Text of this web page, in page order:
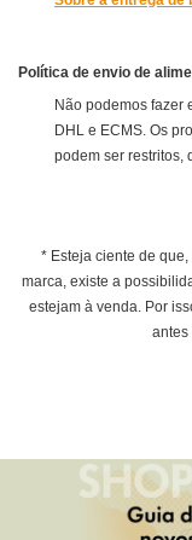
Política de envio de
Não podemos fazer
DHL e ECMS. Os
podem ser restritos,
* Esteja ciente de
marca, existe a
estejam à venda. Por
antes